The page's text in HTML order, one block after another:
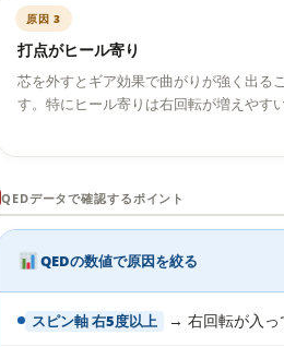
原因 3
打点がヒール寄り
芯を外すとギア効果で曲がりが強く出る
す。特にヒール寄りは右回転が増えやす
QEDデータで確認するポイント
QEDの数値で原因を絞る
スピン軸 右5度以上 → 右回転が入っ